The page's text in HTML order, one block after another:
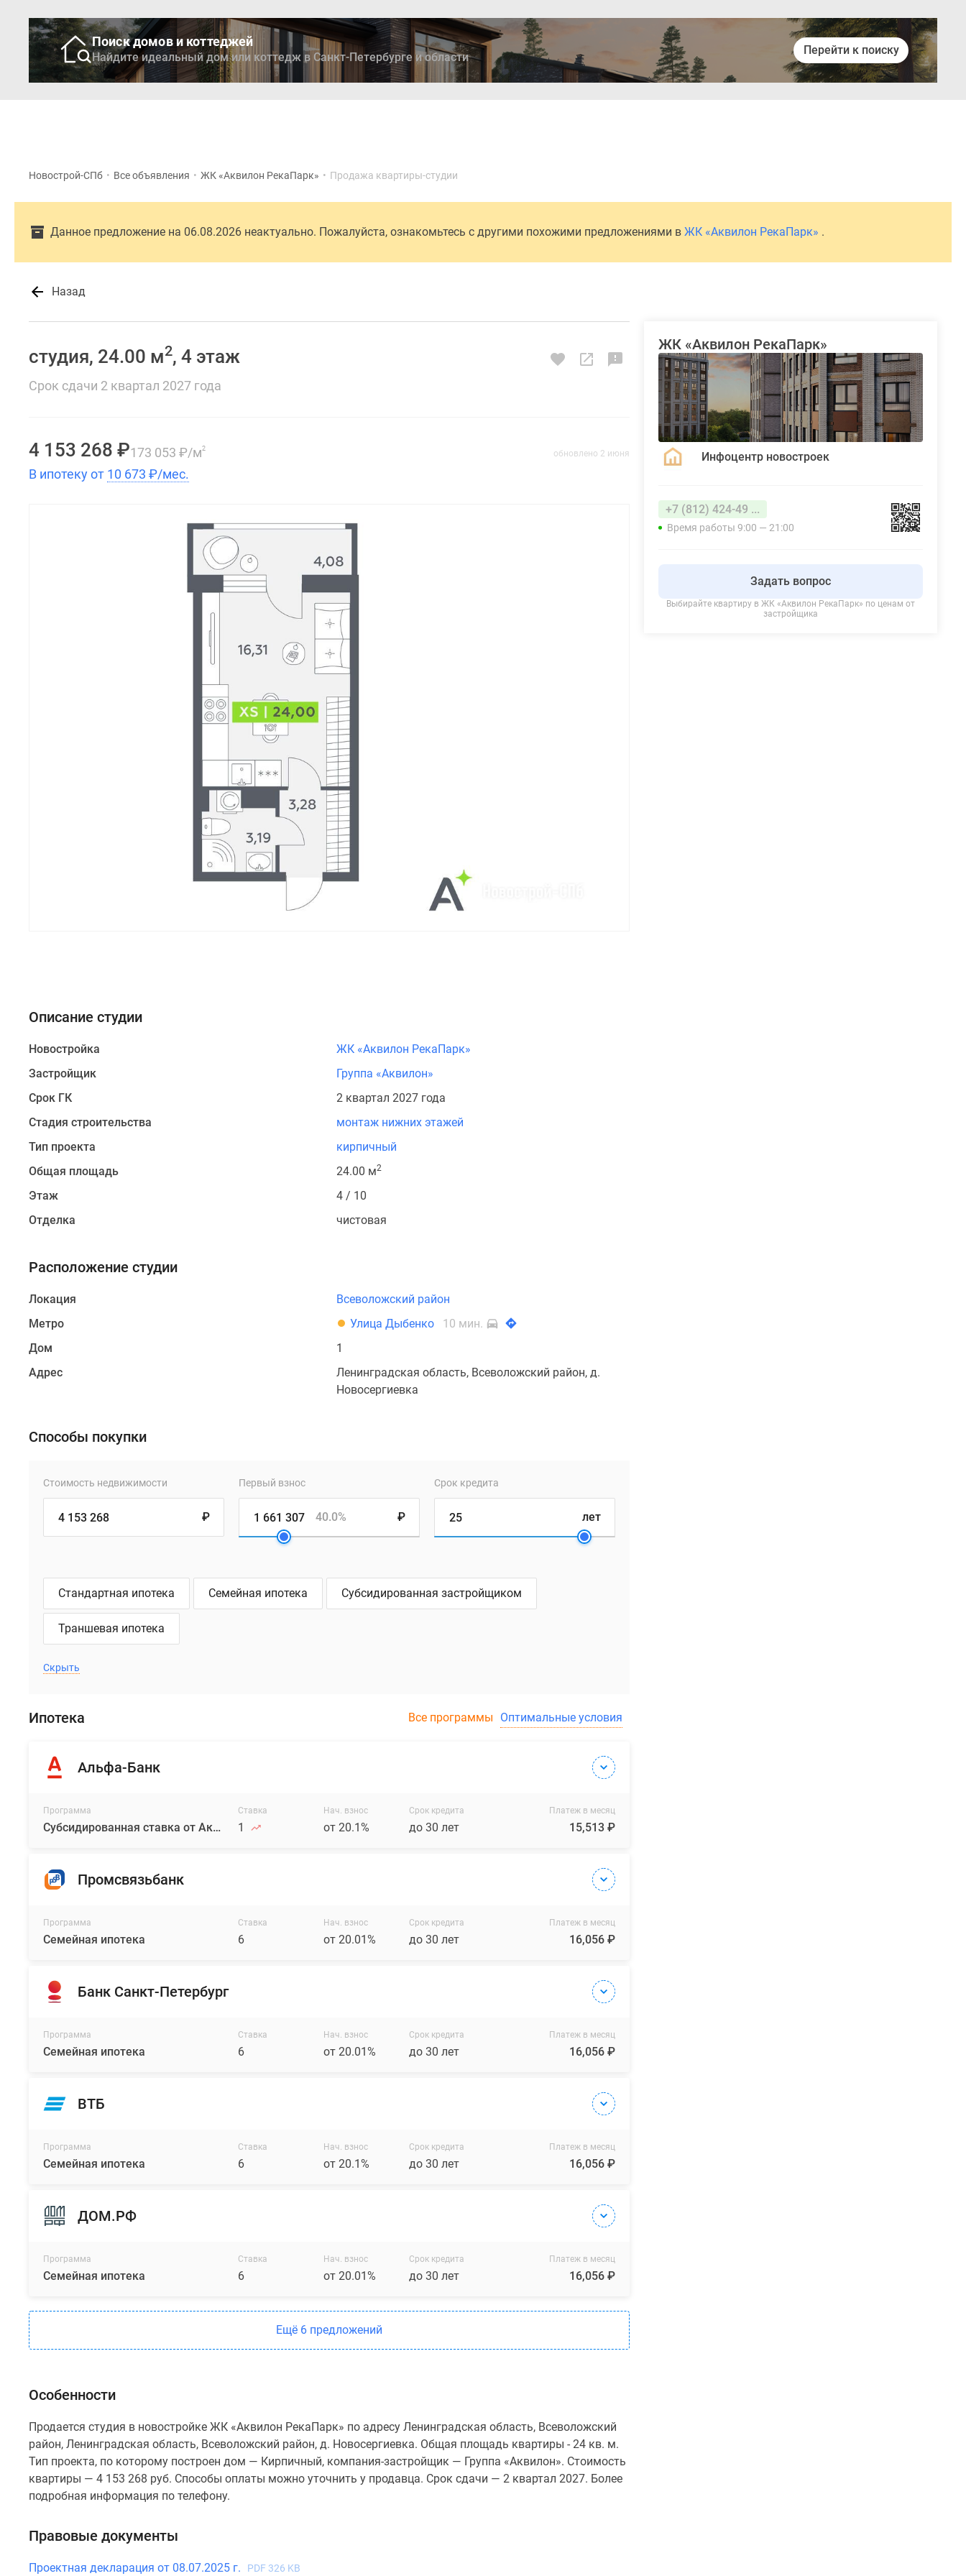
Поиск домов и коттеджей
Найдите идеальный дом или коттедж в Санкт-Петербурге и области
Перейти к поиску
Новострой-СПб • Все объявления • ЖК «Аквилон РекаПарк» • Продажа квартиры-студии
Данное предложение на 06.08.2026 неактуально. Пожалуйста, ознакомьтесь с другими похожими предложениями в ЖК «Аквилон РекаПарк» .
Назад
студия, 24.00 м2, 4 этаж
Срок сдачи 2 квартал 2027 года
4 153 268 ₽173 053 ₽/м2
В ипотеку от 10 673 ₽/мес.
обновлено 2 июня
Описание студии
Новостройка
ЖК «Аквилон РекаПарк»
Застройщик
Группа «Аквилон»
Срок ГК
2 квартал 2027 года
Стадия строительства
монтаж нижних этажей
Тип проекта
кирпичный
Общая площадь
24.00 м2
Этаж
4 / 10
Отделка
чистовая
Расположение студии
Локация
Всеволожский район
Метро
Улица Дыбенко
10 мин.
Дом
1
Адрес
Ленинградская область, Всеволожский район, д.
Новосергиевка
Способы покупки
Стоимость недвижимости
₽
Первый взнос
₽
40.0%
Срок кредита
лет
Стандартная ипотека Семейная ипотека Субсидированная застройщиком
Траншевая ипотека
Скрыть
Ипотека Все программы Оптимальные условия
Альфа-Банк
Программа
Субсидированная ставка от Аквилон
Ставка
1
Нач. взнос
от 20.1%
Срок кредита
до 30 лет
Платеж в месяц
15,513 ₽
Промсвязьбанк
Программа
Семейная ипотека
Ставка
6
Нач. взнос
от 20.01%
Срок кредита
до 30 лет
Платеж в месяц
16,056 ₽
Банк Санкт-Петербург
Программа
Семейная ипотека
Ставка
6
Нач. взнос
от 20.01%
Срок кредита
до 30 лет
Платеж в месяц
16,056 ₽
ВТБ
Программа
Семейная ипотека
Ставка
6
Нач. взнос
от 20.1%
Срок кредита
до 30 лет
Платеж в месяц
16,056 ₽
ДОМ.РФ
Программа
Семейная ипотека
Ставка
6
Нач. взнос
от 20.01%
Срок кредита
до 30 лет
Платеж в месяц
16,056 ₽
Ещё 6 предложений
Особенности
Продается студия в новостройке ЖК «Аквилон РекаПарк» по адресу Ленинградская область, Всеволожский
район, Ленинградская область, Всеволожский район, д. Новосергиевка. Общая площадь квартиры - 24 кв. м.
Тип проекта, по которому построен дом — Кирпичный, компания-застройщик — Группа «Аквилон». Стоимость
квартиры — 4 153 268 руб. Способы оплаты можно уточнить у продавца. Срок сдачи — 2 квартал 2027. Более
подробная информация по телефону.
Правовые документы
Проектная декларация от 08.07.2025 г. PDF 326 KB
ЖК «Аквилон РекаПарк»
Инфоцентр новостроек
+7 (812) 424-49 ...
Время работы 9:00 — 21:00
Задать вопрос
Выбирайте квартиру в ЖК «Аквилон РекаПарк» по ценам от
застройщика